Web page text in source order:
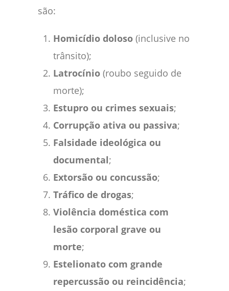
são:
Homicídio doloso (inclusive no
trânsito);
Latrocínio (roubo seguido de
morte);
Estupro ou crimes sexuais;
Corrupção ativa ou passiva;
Falsidade ideológica ou
documental;
Extorsão ou concussão;
Tráfico de drogas;
Violência doméstica com
lesão corporal grave ou
morte;
Estelionato com grande
repercussão ou reincidência;